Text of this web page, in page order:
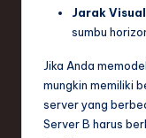
Jarak
sumbu
Jika Anda
mungkin memiliki
server yang
Server B harus